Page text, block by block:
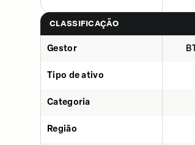
CLASSIFICAÇÃO
Gestor
Tipo de ativo
Categoria
Região